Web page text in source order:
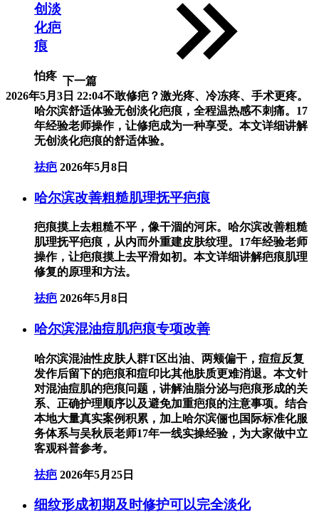
下一篇
2026年5月3日 22:04
创淡
化疤
痕
怕疼
不敢修疤？激光疼、冷冻疼、手术更疼。
哈尔滨舒适体验无创淡化疤痕，全程温热感不刺痛。17
年经验老师操作，让修疤成为一种享受。本文详细讲解
无创淡化疤痕的舒适体验。
祛疤 2026年5月8日
哈尔滨改善粗糙肌理抚平疤痕
疤痕摸上去粗糙不平，像干涸的河床。哈尔滨改善粗糙
肌理抚平疤痕，从内而外重建皮肤纹理。17年经验老师
操作，让疤痕摸上去平滑如初。本文详细讲解疤痕肌理
修复的原理和方法。
祛疤 2026年5月8日
哈尔滨混油痘肌疤痕专项改善
哈尔滨混油性皮肤人群T区出油、两颊偏干，痘痘反复
发作后留下的疤痕和痘印比其他肤质更难消退。本文针
对混油痘肌的疤痕问题，讲解油脂分泌与疤痕形成的关
系、正确护理顺序以及避免加重疤痕的注意事项。结合
本地大量真实案例积累，加上哈尔滨俪也国际标准化服
务体系与吴秋辰老师17年一线实操经验，为大家做中立
客观科普参考。
祛疤 2026年5月25日
细纹形成初期及时修护可以完全淡化